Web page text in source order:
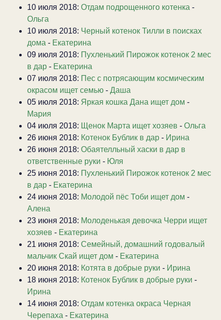
10 июля 2018: Отдам подрощенного котенка -
Ольга
10 июля 2018: Черный котенок Тилли в поисках
дома - Екатерина
09 июля 2018: Пухленький Пирожок котенок 2 мес
в дар - Екатерина
07 июля 2018: Пес с потрясающим космическим
окрасом ищет семью - Даша
05 июля 2018: Яркая кошка Дана ищет дом -
Мария
04 июля 2018: Щенок Марта ищет хозяев - Ольга
26 июня 2018: Котенок Бублик в дар - Ирина
26 июня 2018: Обаятелльный хаски в дар в
ответственные руки - Юля
25 июня 2018: Пухленький Пирожок котенок 2 мес
в дар - Екатерина
24 июня 2018: Молодой пёс Тоби ищет дом -
Алена
23 июня 2018: Молоденькая девочка Черри ищет
хозяев - Екатерина
21 июня 2018: Семейный, домашний годовалый
мальчик Скай ищет дом - Екатерина
20 июня 2018: Котята в добрые руки - Ирина
18 июня 2018: Котенок Бублик в добрые руки -
Ирина
14 июня 2018: Отдам котенка окраса Черная
Черепаха - Екатерина